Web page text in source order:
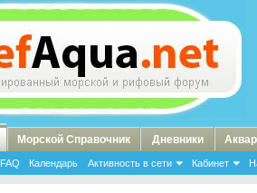
FAQ Календарь Активность в сети Кабинет
Морской Справочник Дневники